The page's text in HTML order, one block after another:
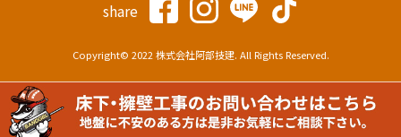
share
Copyright© 2022 株式会社阿部技建. All Rights Reserved.